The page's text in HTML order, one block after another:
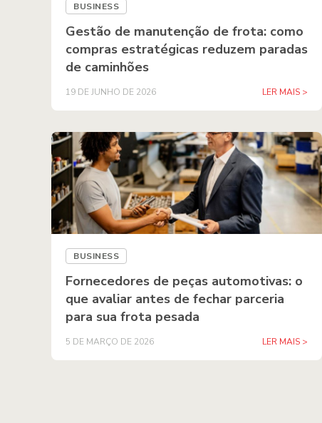
BUSINESS
Gestão de manutenção de frota: como
compras estratégicas reduzem paradas
de caminhões
19 DE JUNHO DE 2026 LER MAIS >
BUSINESS
Fornecedores de peças automotivas: o
que avaliar antes de fechar parceria
para sua frota pesada
5 DE MARÇO DE 2026 LER MAIS >